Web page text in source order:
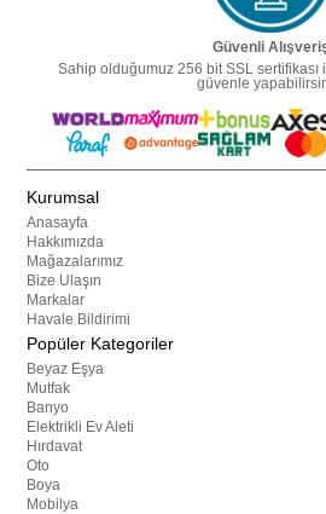
Güvenli
Sahip olduğumuz 256 bit SSL sertifikası
güvenle
Kurumsal
Anasayfa
Hakkımızda
Mağazalarımız
Bize Ulaşın
Markalar
Havale Bildirimi
Popüler Kategoriler
Beyaz Eşya
Mutfak
Banyo
Elektrikli Ev Aleti
Hırdavat
Oto
Boya
Mobilya